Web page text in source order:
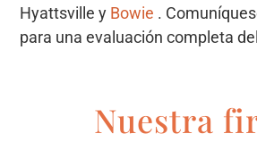
Hyattsville y Bowie .
para una evaluación completa
Nuestra